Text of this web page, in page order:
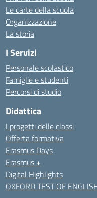
Le carte della scuola
Organizzazione
La storia
I Servizi
Personale scolastico
Famiglie e studenti
Percorsi di studio
Didattica
I progetti delle classi
Offerta formativa
Erasmus Days
Erasmus +
Digital Highlights
OXFORD TEST OF